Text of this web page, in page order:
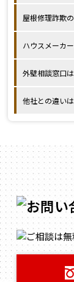
屋根修理詐欺
ハウスメーカ
外壁相談窓口
他社との違い